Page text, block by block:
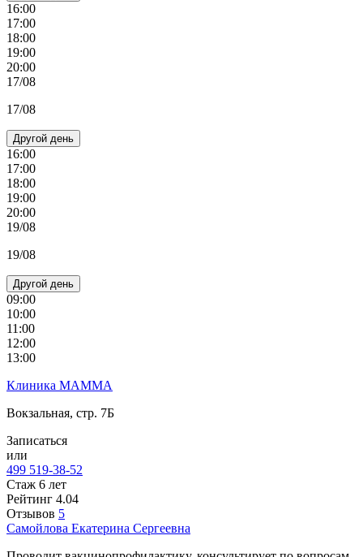
16:00
17:00
18:00
19:00
20:00
17/08
17/08
Другой день
16:00
17:00
18:00
19:00
20:00
19/08
19/08
Другой день
09:00
10:00
11:00
12:00
13:00
Клиника МАММА
Вокзальная, стр. 7Б
Записаться
или
499 519-38-52
Стаж 6 лет
Рейтинг 4.04
Отзывов 5
Самойлова Екатерина Сергеевна